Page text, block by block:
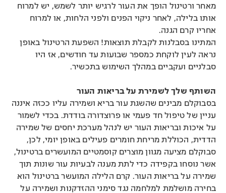
מאחר ורטינול הופך את העור לרגיש יותר לשמש, יש למרוח
אותו בלילה, לאחר ניקוי הפנים ולפני הלחות, או למרוח
אחריו קרם הגנה.
המתינו בסבלנות לקבלת תוצאות! השפעת הרטינול באופן
נראה לעין לוקחת כמספר שבועות עד חודשים, אז היו
סבלניים ועקביים במהלך השימוש בתכשיר.
השותף שלך לשמירת על בריאות העור
בסבוקלם מבינים שהשגת עור בריא ושמירה עליו ככזה איננה
עניין של טיפול חד פעמי או פרוצדורה בודדת. בכדי לשמור
על איכות ובריאות העור יש לנהל מערכת יחסים של שמירה
הדדית, הכוללת מריחת חומרים פעילים באופן יומי, לכן,
סבוקלם מציעה מגוון מוצרים קוסמטיים המועשרים ברטינול,
אשר נוסחו בקפידה כדי לתת מענה לבעיות עור שונות תוך
שמירה על בריאות העור. קרם הלילה המועשר ברטינול הוא
בחירה מושלמת למלחמה נגד סימני ההזדקנות ושמירה על